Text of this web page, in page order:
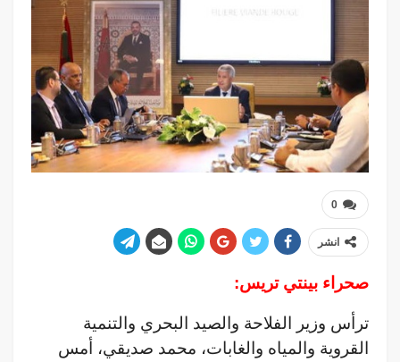
0
انشر
صحراء بينتي تريس:
ترأس وزير الفلاحة والصيد البحري والتنمية
القروية والمياه والغابات، محمد صديقي، أمس